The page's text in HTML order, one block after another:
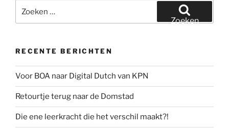
naar:
Zoeken
RECENTE BERICHTEN
Voor BOA naar Digital Dutch van KPN
Retourtje terug naar de Domstad
Die ene leerkracht die het verschil maakt?!